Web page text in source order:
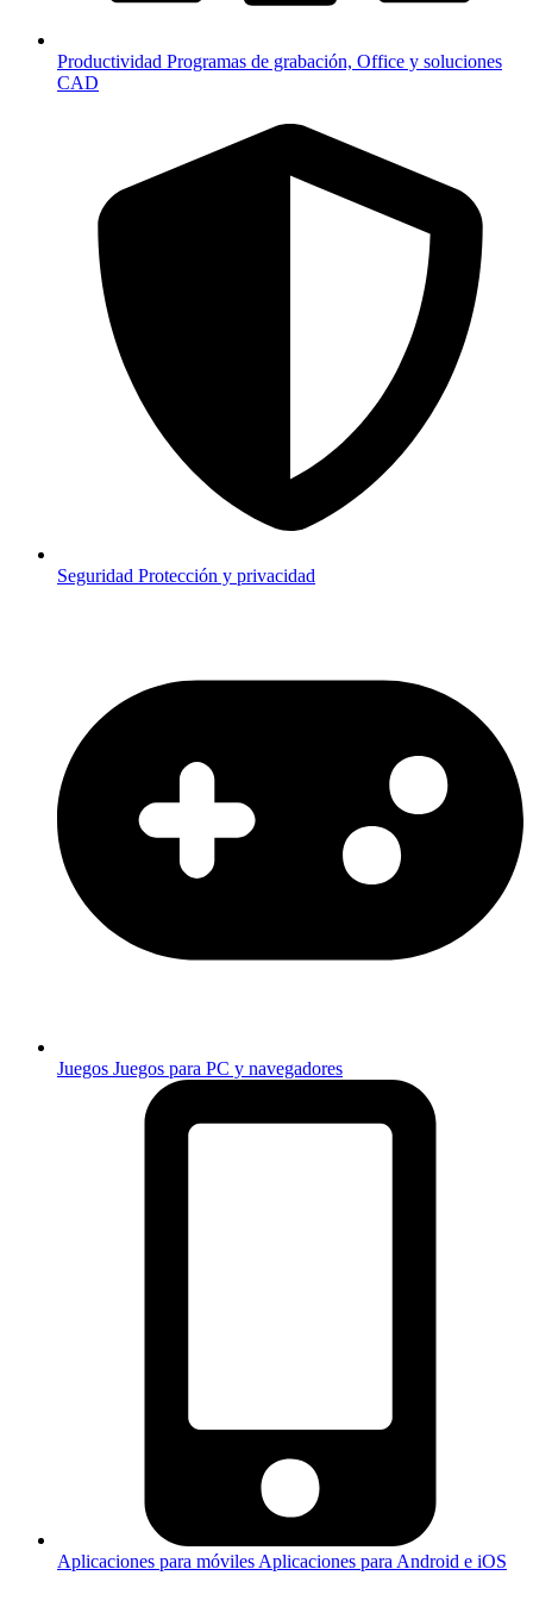
Productividad Programas de grabación, Office y soluciones
CAD
Seguridad Protección y privacidad
Juegos Juegos para PC y navegadores
Aplicaciones para móviles Aplicaciones para Android e iOS